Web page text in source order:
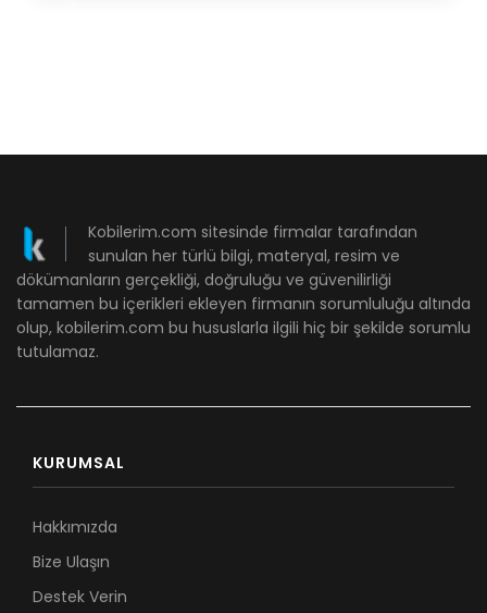
Kobilerim.com sitesinde firmalar tarafından
sunulan her türlü bilgi, materyal, resim ve
dökümanların gerçekliği, doğruluğu ve güvenilirliği
tamamen bu içerikleri ekleyen firmanın sorumluluğu altında
olup, kobilerim.com bu hususlarla ilgili hiç bir şekilde sorumlu
tutulamaz.
KURUMSAL
Hakkımızda
Bize Ulaşın
Destek Verin